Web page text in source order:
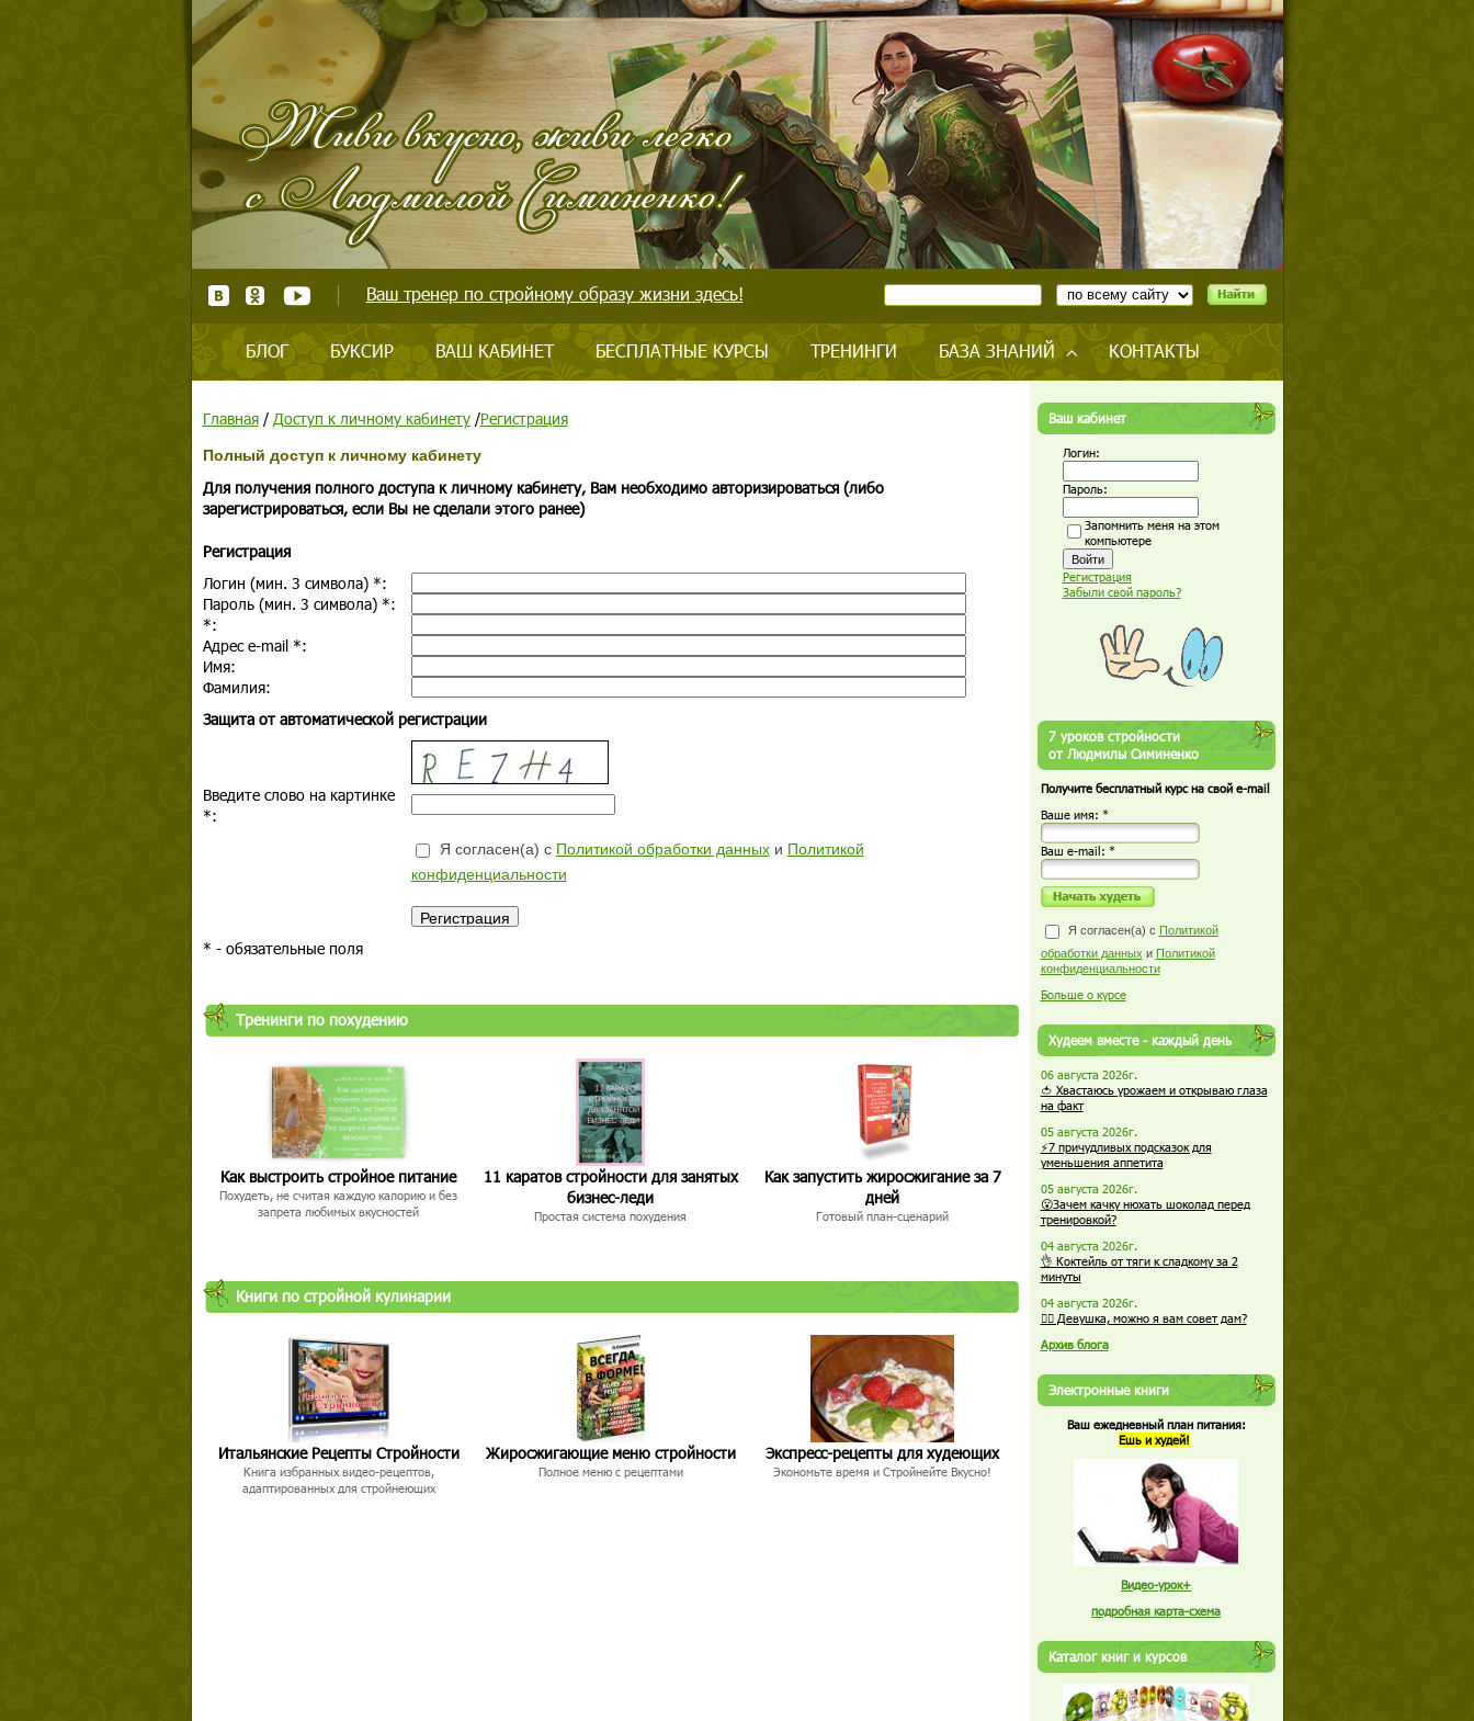
Ваш тренер по стройному образу жизни здесь!
БЛОГ БУКСИР ВАШ КАБИНЕТ БЕСПЛАТНЫЕ КУРСЫ ТРЕНИНГИ БАЗА ЗНАНИЙ КОНТАКТЫ
Главная/ Доступ к личному кабинету/Регистрация
Полный доступ к личному кабинету
Для получения полного доступа к личному кабинету, Вам необходимо авторизироваться (либо
зарегистрироваться, если Вы не сделали этого ранее)
Регистрация
Логин (мин. 3 символа) *:
Пароль (мин. 3 символа) *:
*:
Адрес e-mail *:
Имя:
Фамилия:
Защита от автоматической регистрации
Введите слово на картинке
*:
Я согласен(а) с Политикой обработки данныхи Политикой
конфиденциальности
* - обязательные поля
Тренинги по похудению
Как выстроить стройное питание
Похудеть, не считая каждую калорию и без
запрета любимых вкусностей
11 каратов стройности для занятых
бизнес-леди
Простая система похудения
Как запустить жиросжигание за 7
дней
Готовый план-сценарий
Книги по стройной кулинарии
Итальянские Рецепты Стройности
Книга избранных видео-рецептов,
адаптированных для стройнеющих
Жиросжигающие меню стройности
Полное меню с рецептами
Экспресс-рецепты для худеющих
Экономьте время и Стройнейте Вкусно!
Ваш кабинет
Логин:
Пароль:
Запомнить меня на этом
компьютере
Регистрация
Забыли свой пароль?
7 уроков стройности
от Людмилы Симиненко
Получите бесплатный курс на свой e-mail
Ваше имя: *
Ваш е-mail: *
Я согласен(а) с Политикой
обработки данных и Политикой
конфиденциальности
Больше о курсе
Худеем вместе - каждый день
06 августа 2026г.
🍅 Хвастаюсь урожаем и открываю глаза
на факт
05 августа 2026г.
⚡7 причудливых подсказок для
уменьшения аппетита
05 августа 2026г.
😮Зачем качку нюхать шоколад перед
тренировкой?
04 августа 2026г.
👌 Коктейль от тяги к сладкому за 2
минуты
04 августа 2026г.
🏋️‍♀️ Девушка, можно я вам совет дам?
Архив блога
Электронные книги
Ваш ежедневный план питания:
Ешь и худей!
Видео-урок+
подробная карта-схема
Каталог книг и курсов